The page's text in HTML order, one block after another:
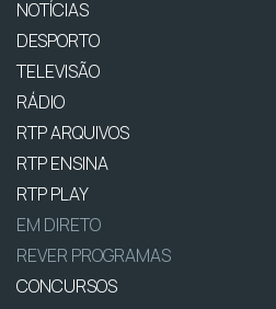
NOTÍCIAS
DESPORTO
TELEVISÃO
RÁDIO
RTP ARQUIVOS
RTP ENSINA
RTP PLAY
EM DIRETO
REVER PROGRAMAS
CONCURSOS